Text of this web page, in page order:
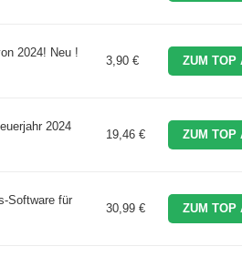
2024! Neu !
3,90 € ZUM TOP
2024
19,46 € ZUM TOP
Software für
30,99 € ZUM TOP